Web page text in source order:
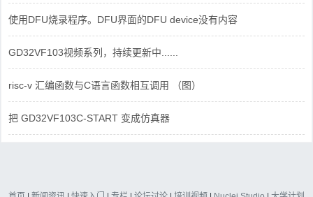
使用DFU烧录程序。DFU界面的DFU device没有内容
GD32VF103视频系列，持续更新中......
risc-v 汇编函数与C语言函数相互调用 （图）
把 GD32VF103C-START 变成仿真器